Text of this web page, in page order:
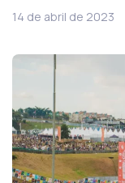
14 de abril de 2023